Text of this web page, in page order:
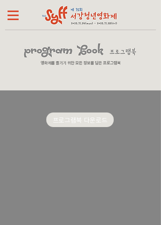
영화제를 즐기기 위한 모든 정보를 담은 프로그램북
프로그램북 다운로드